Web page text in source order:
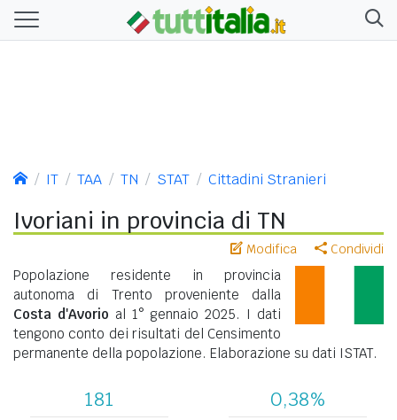
IT TAA TN STAT Cittadini Stranieri
Ivoriani in provincia di TN
Modifica Condividi
Popolazione residente in provincia
autonoma di Trento proveniente dalla
Costa d'Avorio al 1° gennaio 2025. I dati
tengono conto dei risultati del Censimento
permanente della popolazione. Elaborazione su dati ISTAT.
181 0,38%